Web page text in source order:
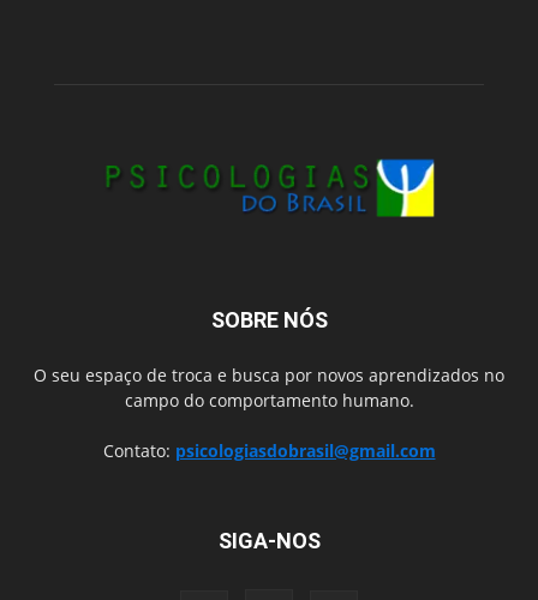
SOBRE NÓS
O seu espaço de troca e busca por novos aprendizados no
campo do comportamento humano.
Contato: psicologiasdobrasil@gmail.com
SIGA-NOS